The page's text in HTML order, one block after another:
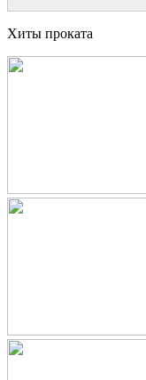
Хиты проката